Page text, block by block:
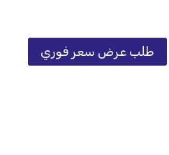
طلب عرض سعر فوري